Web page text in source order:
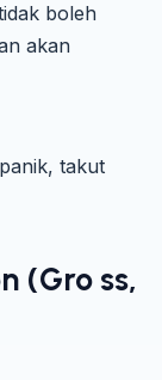
boleh
akan
takut
(Gro ss,